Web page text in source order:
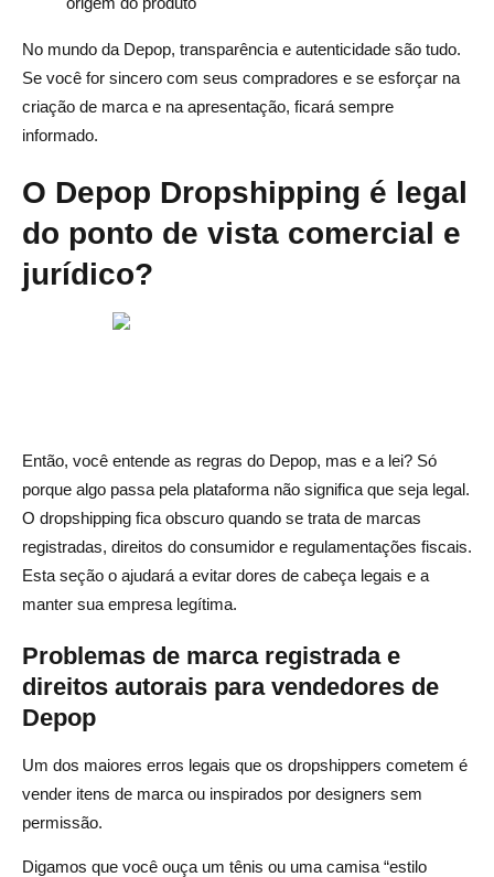
No mundo da Depop, transparência e autenticidade são tudo.
Se você for sincero com seus compradores e se esforçar na
criação de marca e na apresentação, ficará sempre
informado.
O Depop Dropshipping é legal
do ponto de vista comercial e
jurídico?
Então, você entende as regras do Depop, mas e a lei? Só
porque algo passa pela plataforma não significa que seja legal.
O dropshipping fica obscuro quando se trata de marcas
registradas, direitos do consumidor e regulamentações fiscais.
Esta seção o ajudará a evitar dores de cabeça legais e a
manter sua empresa legítima.
Problemas de marca registrada e
direitos autorais para vendedores de
Depop
Um dos maiores erros legais que os dropshippers cometem é
vender itens de marca ou inspirados por designers sem
permissão.
Digamos que você ouça um tênis ou uma camisa “estilo